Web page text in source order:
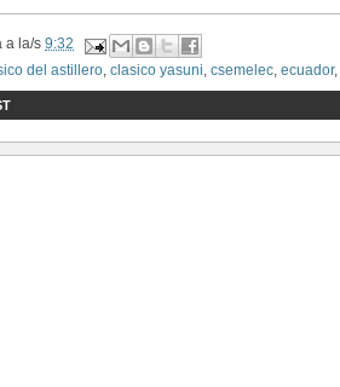
a la/s 9:32
del astillero, clasico yasuni, csemelec, ecuador,